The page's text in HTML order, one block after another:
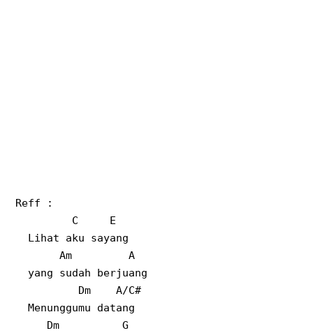
Reff :
C
E
Lihat aku sayang
Am
A
yang sudah berjuang
Dm
A/C#
Menunggumu datang
Dm
G